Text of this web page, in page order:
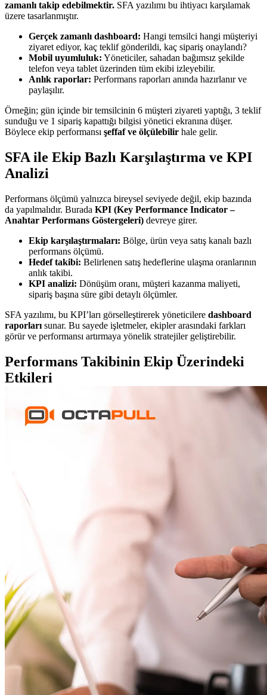
zamanlı takip edebilmektir. SFA yazılımı bu ihtiyacı karşılamak
üzere tasarlanmıştır.
Gerçek zamanlı dashboard: Hangi temsilci hangi müşteriyi
ziyaret ediyor, kaç teklif gönderildi, kaç sipariş onaylandı?
Mobil uyumluluk: Yöneticiler, sahadan bağımsız şekilde
telefon veya tablet üzerinden tüm ekibi izleyebilir.
Anlık raporlar: Performans raporları anında hazırlanır ve
paylaşılır.
Örneğin; gün içinde bir temsilcinin 6 müşteri ziyareti yaptığı, 3 teklif
sunduğu ve 1 sipariş kapattığı bilgisi yönetici ekranına düşer.
Böylece ekip performansı şeffaf ve ölçülebilir hale gelir.
SFA ile Ekip Bazlı Karşılaştırma ve KPI
Analizi
Performans ölçümü yalnızca bireysel seviyede değil, ekip bazında
da yapılmalıdır. Burada KPI (Key Performance Indicator –
Anahtar Performans Göstergeleri) devreye girer.
Ekip karşılaştırmaları: Bölge, ürün veya satış kanalı bazlı
performans ölçümü.
Hedef takibi: Belirlenen satış hedeflerine ulaşma oranlarının
anlık takibi.
KPI analizi: Dönüşüm oranı, müşteri kazanma maliyeti,
sipariş başına süre gibi detaylı ölçümler.
SFA yazılımı, bu KPI’ları görselleştirerek yöneticilere dashboard
raporları sunar. Bu sayede işletmeler, ekipler arasındaki farkları
görür ve performansı artırmaya yönelik stratejiler geliştirebilir.
Performans Takibinin Ekip Üzerindeki
Etkileri